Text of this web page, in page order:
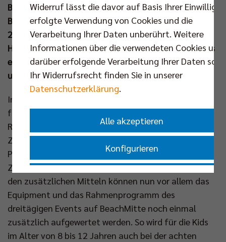
Brandenburg mit dem Beachvolleyball- und
Bewegungsangebot auf BeachMitte eröffnet. Vom
24. bis 26. Juli darf sich in den Sand im Herzen der
Hauptstadt gestürzt werden. Die Anmeldung für das
ebenfalls von Titelsponsor Berlin Recycling
unterstützte Camp ist jetzt gestartet.
Insgesamt 11.830 Euro wurden in den vergangenen
fünf Wochen über das bewährte System der Berlin
Recycling Crowd gesammelt. Aufgrund des großen
Zuspruchs für die materiellen und immateriellen
Prämien rund um das BR Volleys Team wurde die
Zielsumme von 8.500 Euro deutlich übertroffen. Mit
den zusätzlichen Mitteln können nun vor allem das
Equipment und das Rahmenprogramm des
dreitägigen Events auf BeachMitte noch einmal
zusätzlich aufgewertet werden. So wird für die Kids
im Alter von 8 bis 12 Jahren auch bei der achten
Widerruf lässt die davor auf Basis Ihrer
erfolgte Verwendung von Cookies und die
Verarbeitung Ihrer Daten unberührt. Weitere
Informationen über die verwendeten Cookies und
darüber erfolgende Verarbeitung Ihrer Daten
Ihr Widerrufsrecht finden Sie in unserer
Datenschutzerklärung.
Alle akzeptieren
Konfigurieren
Nur essenzielle Cookies akzeptieren
Impressum|Datenschutzerklärung